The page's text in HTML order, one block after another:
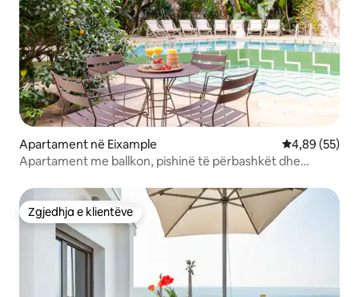
Apartament në Eixample Vlerësimi
4,89 (55)
Apartament me ballkon, pishinë të përbashkët dhe
Zgjedhja e klientëve
Zgjedhja e klientëve